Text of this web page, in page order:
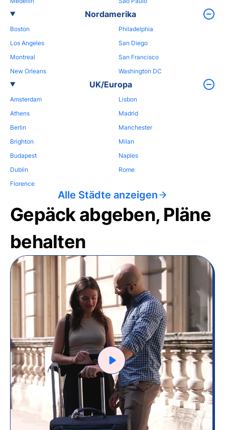
Nordamerika
Boston
Los Angeles
Montreal
New Orleans
Philadelphia
San Diego
San Francisco
Washington DC
UK/Europa
Amsterdam
Athens
Berlin
Brighton
Budapest
Dublin
Florence
Lisbon
Madrid
Manchester
Milan
Naples
Rome
Alle Städte anzeigen
Gepäck abgeben, Pläne
behalten